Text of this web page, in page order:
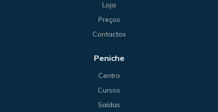
Loja
Preços
Contactos
Peniche
Centro
Cursos
Saídas